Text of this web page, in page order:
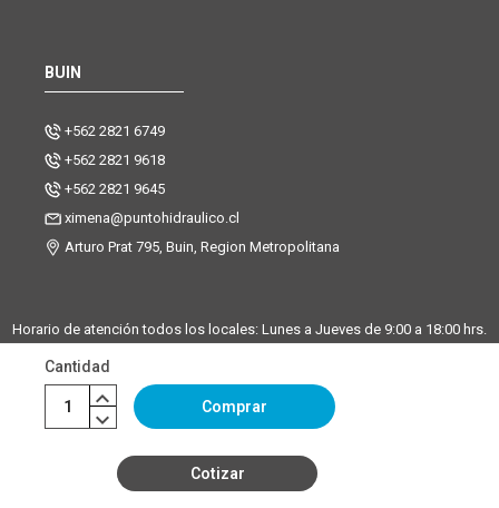
Cantidad
Comprar
Cotizar
BUIN
+562 2821 6749
+562 2821 9618
+562 2821 9645
ximena@puntohidraulico.cl
Arturo Prat 795, Buin, Region Metropolitana
Horario de atención todos los locales: Lunes a Jueves de 9:00 a 18:00 hrs.
Desde octubre hasta febrero, trabajamos los sábados de 9:00 a 13:00
horas en la sucursal Buin. La sucursal de Santiago y Chicureo
permanecerá cerrada los sábados.
©Copyright Punto Hidráulico 2026|Mapa del sitio